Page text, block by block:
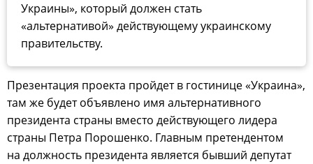
Украины», который должен стать
«альтернативой» действующему украинскому
правительству.
Презентация проекта пройдет в гостинице «Украина»,
там же будет объявлено имя альтернативного
президента страны вместо действующего лидера
страны Петра Порошенко. Главным претендентом
на должность президента является бывший депутат